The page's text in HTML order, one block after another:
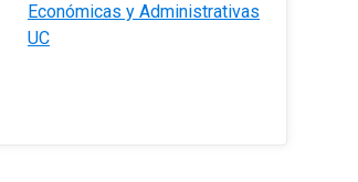
Económicas y Administrativas
UC